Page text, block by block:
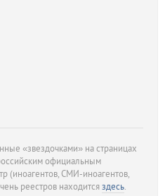
«звездочками» на страницах
официальным
(иноагентов, СМИ-иноагентов,
реестров находитсяздесь.